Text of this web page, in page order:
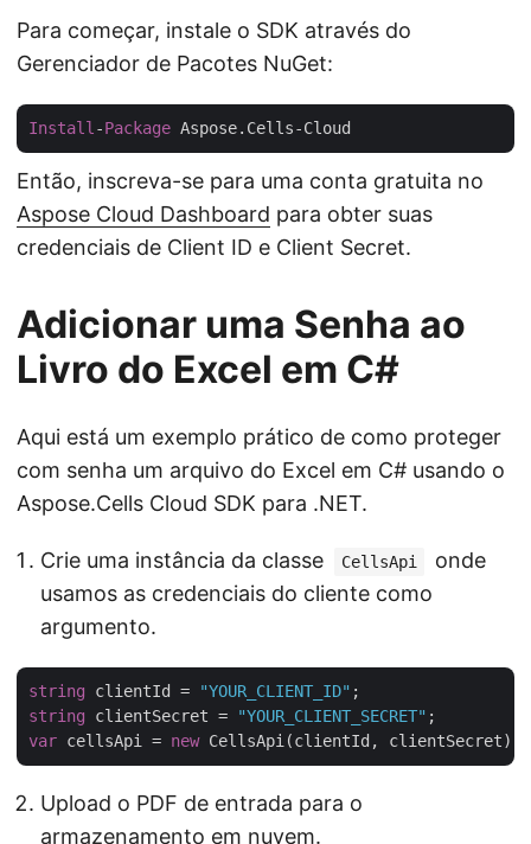
Para começar, instale o SDK através do
Gerenciador de Pacotes NuGet:
Install-Package
Então, inscreva-se para uma conta gratuita no
Aspose Cloud Dashboard para obter suas
credenciais de Client ID e Client Secret.
Adicionar uma Senha ao
Livro do Excel em C#
Aqui está um exemplo prático de como proteger
com senha um arquivo do Excel em C# usando o
Aspose.Cells Cloud SDK para .NET.
Crie uma instância da classe CellsApi
onde
usamos as credenciais do cliente como
argumento.
string clientId = "YOUR_CLIENT_ID"
string clientSecret = "YOUR_CLIENT_SECRET"
var cellsApi = new
Upload o PDF de entrada para o
armazenamento em nuvem.